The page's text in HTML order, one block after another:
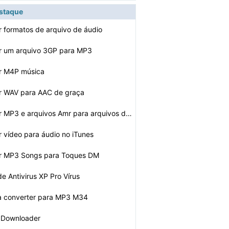
formatos de arquivo de áudio
um arquivo 3GP para MP3
M4P música
para AAC de graça
Como converter MP3 e arquivos Amr para arquivos de áud…
vídeo para áudio no iTunes
MP3 Songs para Toques DM
Antivirus XP Pro Vírus
converter para MP3 M34